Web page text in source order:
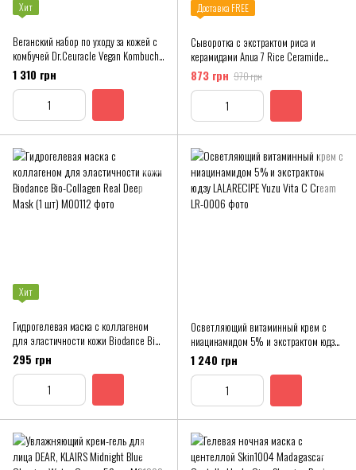
Хит
Веганский набор по уходу за кожей с
комбучей Dr.Ceuracle Vegan Kombucha
Beginning Set
1 310 грн
Доставка FREE
Сыворотка с экстрактом риса и
керамидами Anua 7 Rice Ceramide
Hydrating Barrier Serum
873 грн 970 грн
Хит
Гидрогелевая маска с коллагеном
для эластичности кожи Biodance Bio-
Collagen Real Deep Mask (1 шт)
295 грн
Осветляющий витаминный крем с
ниацинамидом 5% и экстрактом юдзу
LALARECIPE Yuzu Vita C Cream
1 240 грн